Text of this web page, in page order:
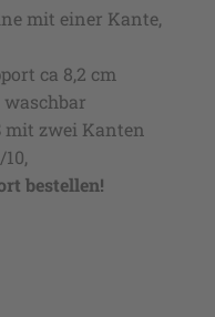
mit einer Kante,
ca 8,2 cm
waschbar
mit zwei Kanten
bestellen!